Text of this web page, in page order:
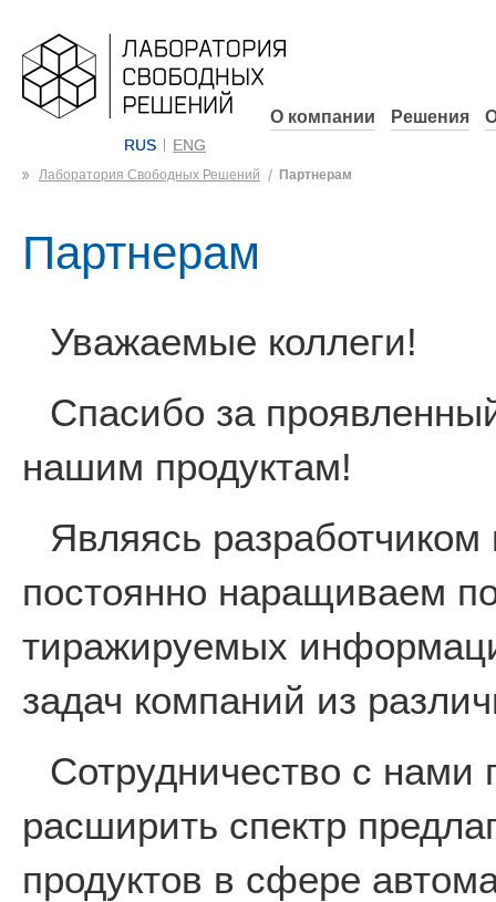
RUS ENG
О компании Решения
Лаборатория Свободных Решений Партнерам
Партнерам
Уважаемые коллеги!
Спасибо за
нашим продуктам!
Являясь
постоянно наращиваем
тиражируемых
задач компаний из
Сотрудничество с нами
расширить спектр
продуктов в сфере